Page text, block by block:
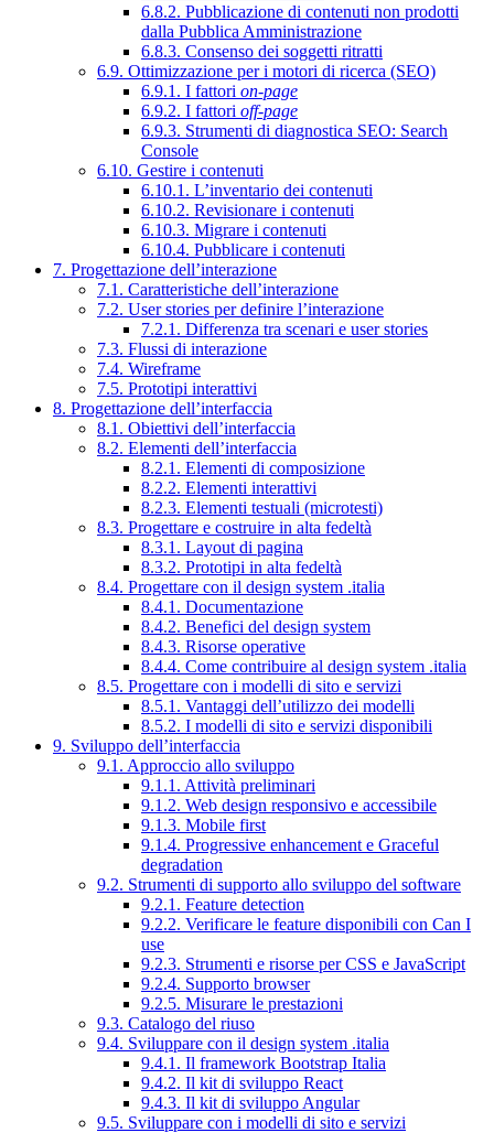
6.8.2. Pubblicazione di contenuti non prodotti
dalla Pubblica Amministrazione
6.8.3. Consenso dei soggetti ritratti
6.9. Ottimizzazione per i motori di ricerca (SEO)
6.9.1. I fattori on-page
6.9.2. I fattori off-page
6.9.3. Strumenti di diagnostica SEO: Search
Console
6.10. Gestire i contenuti
6.10.1. L’inventario dei contenuti
6.10.2. Revisionare i contenuti
6.10.3. Migrare i contenuti
6.10.4. Pubblicare i contenuti
7. Progettazione dell’interazione
7.1. Caratteristiche dell’interazione
7.2. User stories per definire l’interazione
7.2.1. Differenza tra scenari e user stories
7.3. Flussi di interazione
7.4. Wireframe
7.5. Prototipi interattivi
8. Progettazione dell’interfaccia
8.1. Obiettivi dell’interfaccia
8.2. Elementi dell’interfaccia
8.2.1. Elementi di composizione
8.2.2. Elementi interattivi
8.2.3. Elementi testuali (microtesti)
8.3. Progettare e costruire in alta fedeltà
8.3.1. Layout di pagina
8.3.2. Prototipi in alta fedeltà
8.4. Progettare con il design system .italia
8.4.1. Documentazione
8.4.2. Benefici del design system
8.4.3. Risorse operative
8.4.4. Come contribuire al design system .italia
8.5. Progettare con i modelli di sito e servizi
8.5.1. Vantaggi dell’utilizzo dei modelli
8.5.2. I modelli di sito e servizi disponibili
9. Sviluppo dell’interfaccia
9.1. Approccio allo sviluppo
9.1.1. Attività preliminari
9.1.2. Web design responsivo e accessibile
9.1.3. Mobile first
9.1.4. Progressive enhancement e Graceful
degradation
9.2. Strumenti di supporto allo sviluppo del software
9.2.1. Feature detection
9.2.2. Verificare le feature disponibili con Can I
use
9.2.3. Strumenti e risorse per CSS e JavaScript
9.2.4. Supporto browser
9.2.5. Misurare le prestazioni
9.3. Catalogo del riuso
9.4. Sviluppare con il design system .italia
9.4.1. Il framework Bootstrap Italia
9.4.2. Il kit di sviluppo React
9.4.3. Il kit di sviluppo Angular
9.5. Sviluppare con i modelli di sito e servizi